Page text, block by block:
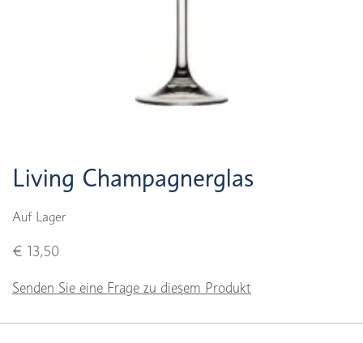
Living Champagnerglas
Auf Lager
€ 13,50
Senden Sie eine Frage zu diesem Produkt